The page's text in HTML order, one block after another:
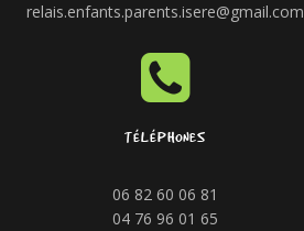
relais.enfants.parents.isere@gmail.com
TÉLÉPHONES
06 82 60 06 81
04 76 96 01 65